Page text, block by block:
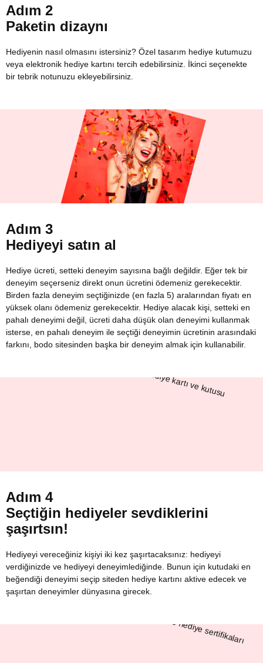
Adım 2
Paketin dizaynı
Hediyenin nasıl olmasını istersiniz? Özel tasarım hediye kutumuzu
veya elektronik hediye kartını tercih edebilirsiniz. İkinci seçenekte
bir tebrik notunuzu ekleyebilirsiniz.
Adım 3
Hediyeyi satın al
Hediye ücreti, setteki deneyim sayısına bağlı değildir. Eğer tek bir
deneyim seçerseniz direkt onun ücretini ödemeniz gerekecektir.
Birden fazla deneyim seçtiğinizde (en fazla 5) aralarından fiyatı en
yüksek olanı ödemeniz gerekecektir. Hediye alacak kişi, setteki en
pahalı deneyimi değil, ücreti daha düşük olan deneyimi kullanmak
isterse, en pahalı deneyim ile seçtiği deneyimin ücretinin arasındaki
farkını, bodo sitesinden başka bir deneyim almak için kullanabilir.
Adım 4
Seçtiğin hediyeler sevdiklerini
şaşırtsın!
Hediyeyi vereceğiniz kişiyi iki kez şaşırtacaksınız: hediyeyi
verdiğinizde ve hediyeyi deneyimlediğinde. Bunun için kutudaki en
beğendiği deneyimi seçip siteden hediye kartını aktive edecek ve
şaşırtan deneyimler dünyasına girecek.